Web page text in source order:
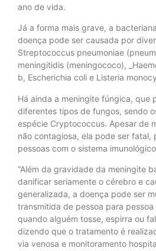
ano de vida.
Já a forma mais grave, a
doença pode ser causada por
Streptococcus pneumoniae
meningitidis (meningococo),
b, Escherichia coli e Listeria
Há ainda a meningite fúngica, que
diferentes tipos de fungos, sendo
espécie Cryptococcus. Apesar de
não contagiosa, ela pode ser fatal,
pessoas com o sistema
“Além da gravidade da meningite
danificar seriamente o cérebro e
generalizada, a doença pode ser
transmitida de pessoa para
quando alguém tosse, espirra ou
dizendo que o tratamento é
via venosa e monitoramento